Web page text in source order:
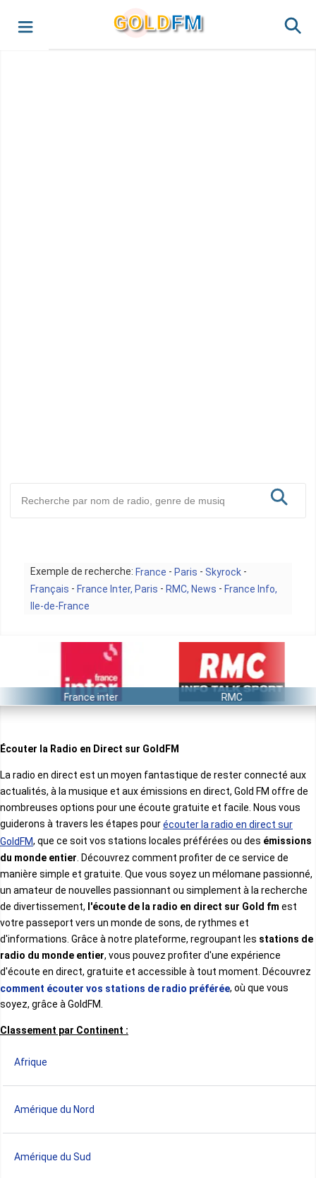
GOLDFM
Exemple de recherche: France - Paris - Skyrock -
Français - France Inter, Paris - RMC, News - France Info,
Ile-de-France
France inter RMC
Écouter la Radio en Direct sur GoldFM
La radio en direct est un moyen fantastique de rester connecté aux
actualités, à la musique et aux émissions en direct, Gold FM offre de
nombreuses options pour une écoute gratuite et facile. Nous vous
guiderons à travers les étapes pourécouter la radio en direct sur
GoldFM, que ce soit vos stations locales préférées ou des émissions
du monde entier . Découvrez comment profiter de ce service de
manière simple et gratuite. Que vous soyez un mélomane passionné,
un amateur de nouvelles passionnant ou simplement à la recherche
de divertissement, l'écoute de la radio en direct sur Gold fm est
votre passeport vers un monde de sons, de rythmes et
d'informations. Grâce à notre plateforme, regroupant les stations de
radio du monde entier, vous pouvez profiter d'une expérience
d'écoute en direct, gratuite et accessible à tout moment. Découvrez
comment écouter vos stations de radio préférée, où que vous
soyez, grâce à GoldFM.
Classement par Continent :
Afrique
Amérique du Nord
Amérique du Sud